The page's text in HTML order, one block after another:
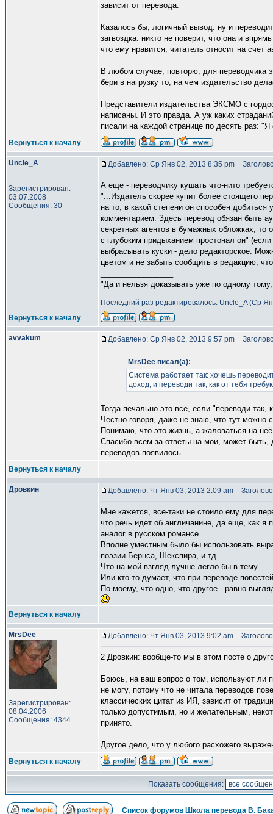
зависит от перевода.
Казалось бы, логичный вывод: ну и
загвоздка: никто не поверит, что она и
что ему нравится, читатель относит на счет
В любом случае, повторю, для переводчика
бери в нагрузку то, на чем издательство
Представители издательства ЭКСМО с
написаны. И это правда. А уж каких
писали на каждой странице по десять раз:
Вернуться к началу
Uncle_A
Зарегистрирован:
03.07.2008
Сообщения: 30
Добавлено: Ср Янв 02, 2013 8:35 pm
А еще - переводчику кушать что-нито
"...Издатель скорее купит более стоящего
на то, в какой степени он способен
комментарием. Здесь перевод обязан быть
секретных агентов в бумажных обложках, то
с глубоким придыханием простонал он"
выбрасывать куски - дело редакторское.
цветом и не забыть сообщить в редакцию,
"Да и нельзя доказывать уже по одному
Последний раз редактировалось: Uncle_A (Ср
Вернуться к началу
avvakum Добавлено: Ср Янв 02, 2013 9:57 pm
MrsDee писал(а):
Система работает так: хочешь
доход, и переводи так, как от тебя
Тогда печально это всё, если "переводи так,
Честно говоря, даже не знаю, что тут можно
Понимаю, что это жизнь, а жаловаться на
Спасибо всем за ответы на мои, может быть,
переводов появилось.
Вернуться к началу
Дровкин Добавлено: Чт Янв 03, 2013 2:09 am
Мне кажется, все-таки не стоило ему для
что речь идет об англичанине, да еще, как я
аналог в русском романсе.
Вполне уместным было бы использовать
поэзии Бернса, Шекспира, и тд.
Что на мой взгляд лучше легло бы в тему.
Или кто-то думает, что при переводе
По-моему, что одно, что другое - равно
Вернуться к началу
MrsDee
Зарегистрирован:
08.04.2006
Сообщения: 4344
Добавлено: Чт Янв 03, 2013 9:02 am
2 Дровкин: вообще-то мы в этом посте о
Боюсь, на ваш вопрос о том, используют ли
не могу, потому что не читала переводов
классических цитат из ИЯ, зависит от
только допустимым, но и желательным,
принято.
Другое дело, что у любого расхожего
Вернуться к началу
Показать сообщения:
Список форумов Школа перевода В.